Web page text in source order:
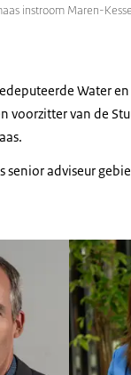
instroom Maren-
Water
voorzitter van de
senior adviseur